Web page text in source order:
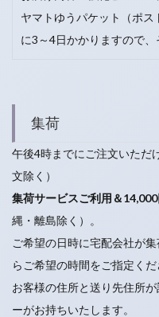
ヤマトゆうパケット（ポ
に3～4日かかりますので、
集荷
午後4時までにご注文いただ
文除く）
集荷サービスご利用＆
縄・離島除く）。
ご希望の日時に宅配会社が
らご希望の時間をご指定くだ
お客様の住所と送り先住所
ーがお持ちいたします。